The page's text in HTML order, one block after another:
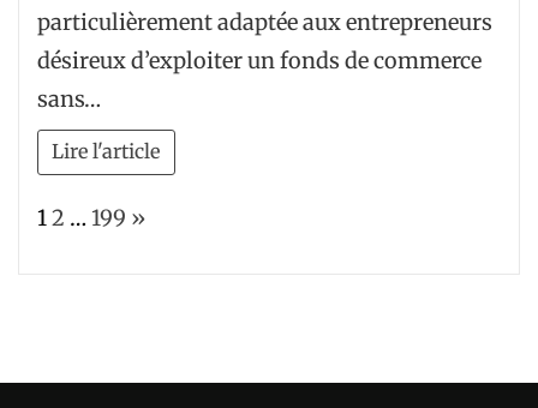
particulièrement adaptée aux entrepreneurs
désireux d’exploiter un fonds de commerce
sans…
Lire l'article
Page:
12 … 199 Next
»